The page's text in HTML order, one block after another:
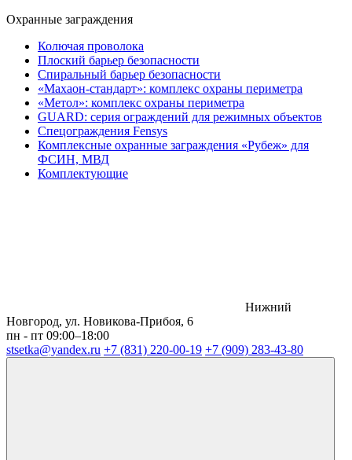
Охранные заграждения
Колючая проволока
Плоский барьер безопасности
Спиральный барьер безопасности
«Махаон-стандарт»: комплекс охраны периметра
«Метол»: комплекс охраны периметра
GUARD: серия ограждений для режимных объектов
Спецограждения Fensys
Комплексные охранные заграждения «Рубеж» для
ФСИН, МВД
Комплектующие
Нижний
Новгород, ул. Новикова-Прибоя, 6
пн - пт 09:00–18:00
stsetka@yandex.ru +7 (831) 220-00-19 +7 (909) 283-43-80